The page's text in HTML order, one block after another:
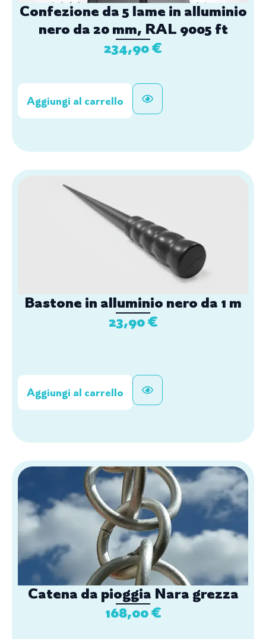
Confezione da 5 lame in alluminio
nero da 20 mm, RAL 9005 ft
234,90€
Aggiungi al carrello
Bastone in alluminio nero da 1 m
23,90€
Aggiungi al carrello
Catena da pioggia Nara grezza
168,00€